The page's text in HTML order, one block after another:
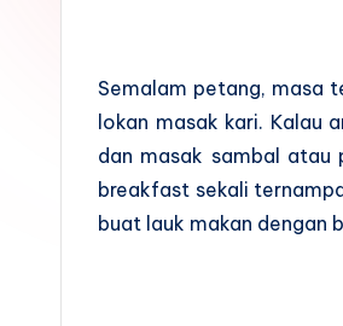
Semalam petang, masa
lokan masak kari. Kalau
dan masak sambal atau
breakfast sekali
buat lauk makan dengan